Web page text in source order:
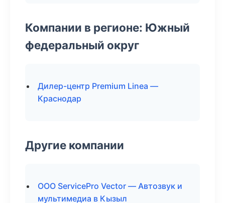
Компании в регионе: Южный
федеральный округ
Дилер-центр Premium Linea —
Краснодар
Другие компании
ООО ServicePro Vector — Автозвук и
мультимедиа в Кызыл